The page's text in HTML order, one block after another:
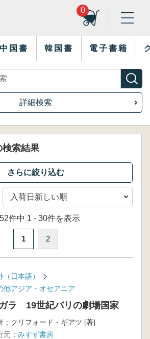
0
中国書 韓国書 電子書籍
詳細検索
検索結果
件中 1 - 30件を表示
1 2
（日本語）
他アジア・オセアニア
ラ 19世紀バリの劇場国家
： クリフォード・ギアツ [著]
元： みすず書房